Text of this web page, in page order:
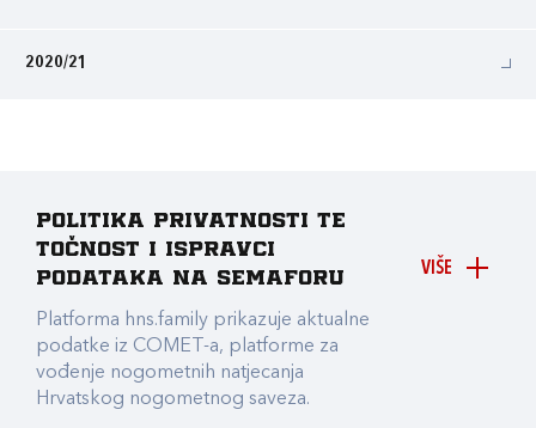
2020/21
VIŠE
Politika privatnosti te
točnost i ispravci
podataka na Semaforu
Platforma hns.family prikazuje aktualne
podatke iz COMET-a, platforme za
vođenje nogometnih natjecanja
Hrvatskog nogometnog saveza.